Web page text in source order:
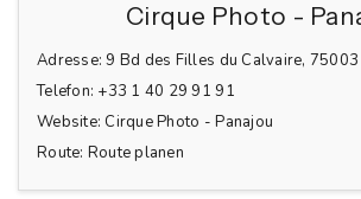
Cirque Photo -
Adresse: 9 Bd des Filles du Calvaire, 75003
Telefon: +33 1 40 29 91 91
Website: Cirque Photo - Panajou
Route: Route planen